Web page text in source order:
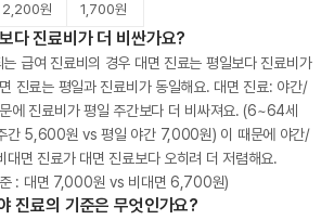
2,200원 1,700원
다 진료비가 더 비싼가요?
는 급여 진료비의 경우 대면 진료는 평일보다 진료비가
진료는 평일과 진료비가 동일해요. 대면 진료: 야간/
에 진료비가 평일 주간보다 더 비싸져요. (6~64세
간 5,600원 vs 평일 야간 7,000원) 이 때문에 야간/
대면 진료가 대면 진료보다 오히려 더 저렴해요.
: 대면 7,000원 vs 비대면 6,700원)
진료의 기준은 무엇인가요?